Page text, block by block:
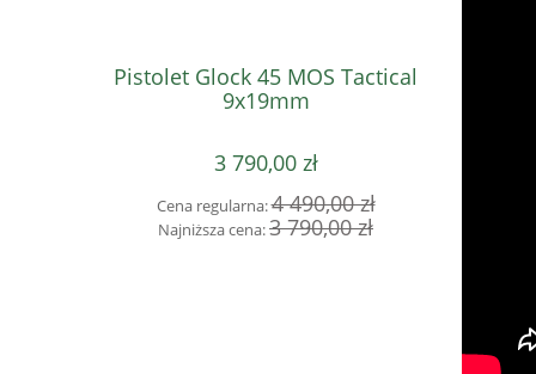
Pistolet Glock 45 MOS Tactical
9x19mm
3 790,00 zł
Cena regularna:4 490,00 zł
Najniższa cena:3 790,00 zł